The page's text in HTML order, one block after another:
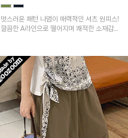
멋스러운 패턴 나염이 매력적인 셔츠 원피스!
깔끔한 A라인으로 떨어지며 쾌적한 소재감으